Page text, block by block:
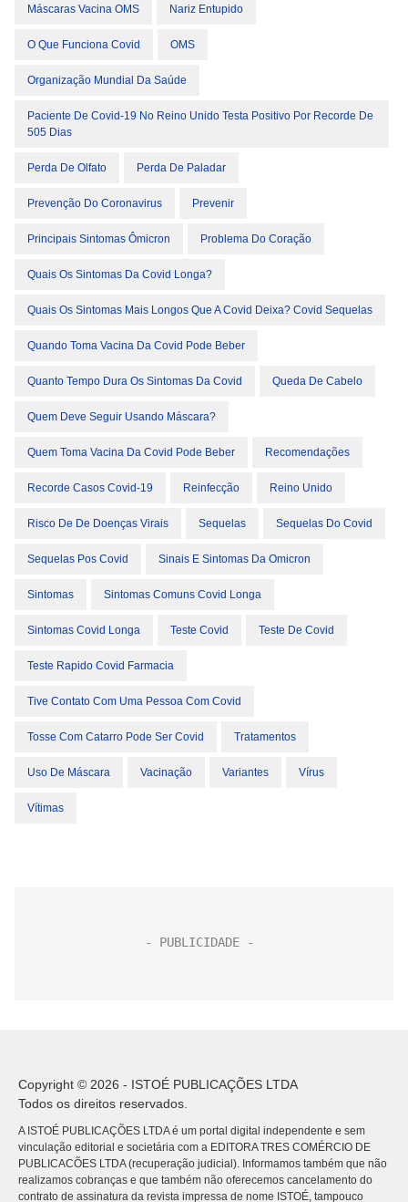
Máscaras Vacina OMS Nariz Entupido
O Que Funciona Covid OMS
Organização Mundial Da Saúde
Paciente De Covid-19 No Reino Unido Testa Positivo Por Recorde De
505 Dias
Perda De Olfato Perda De Paladar
Prevenção Do Coronavirus Prevenir
Principais Sintomas Ômicron Problema Do Coração
Quais Os Sintomas Da Covid Longa?
Quais Os Sintomas Mais Longos Que A Covid Deixa? Covid Sequelas
Quando Toma Vacina Da Covid Pode Beber
Quanto Tempo Dura Os Sintomas Da Covid Queda De Cabelo
Quem Deve Seguir Usando Máscara?
Quem Toma Vacina Da Covid Pode Beber Recomendações
Recorde Casos Covid-19 Reinfecção Reino Unido
Risco De De Doenças Virais Sequelas Sequelas Do Covid
Sequelas Pos Covid Sinais E Sintomas Da Omicron
Sintomas Sintomas Comuns Covid Longa
Sintomas Covid Longa Teste Covid Teste De Covid
Teste Rapido Covid Farmacia
Tive Contato Com Uma Pessoa Com Covid
Tosse Com Catarro Pode Ser Covid Tratamentos
Uso De Máscara Vacinação Variantes Vírus
Vítimas
Copyright © 2026 - ISTOÉ PUBLICAÇÕES LTDA
Todos os direitos reservados.
A ISTOÉ PUBLICAÇÕES LTDA é um portal digital independente e sem
vinculação editorial e societária com a EDITORA TRES COMÉRCIO DE
PUBLICACÕES LTDA (recuperação judicial). Informamos também que não
realizamos cobranças e que também não oferecemos cancelamento do
contrato de assinatura da revista impressa de nome ISTOÉ, tampouco